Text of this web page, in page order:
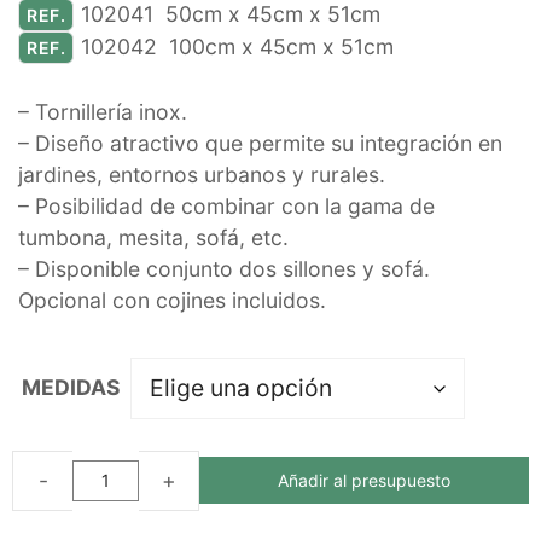
REF. 102041 50cm x 45cm x 51cm
REF. 102042 100cm x 45cm x 51cm
– Tornillería inox.
– Diseño atractivo que permite su integración en
jardines, entornos urbanos y rurales.
– Posibilidad de combinar con la gama de
tumbona, mesita, sofá, etc.
– Disponible conjunto dos sillones y sofá.
Opcional con cojines incluidos.
MEDIDAS
BUTACA
Añadir al presupuesto